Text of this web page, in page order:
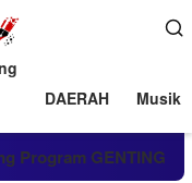
DAERAH
Musik
GENTING, PT